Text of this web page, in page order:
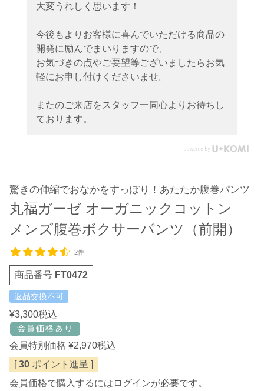
大変うれしく思います！
今後もよりお客様に喜んでいただける商品の
開発に励んでまいりますので、
お気づきの点やご要望等ございましたらお気
軽にお申し付けくださいませ。
またのご来店をスタッフ一同心よりお待ちし
ております。
驚きの伸縮でおなかをすっぽり！あたたか腹巻パンツ
丸福ガーゼ オーガニックコットン
メンズ腹巻ボクサーパンツ（前開）
2件
商品番号 FT0472
返品交換不可
¥3,300税込
会員特別価格 ¥2,970税込
[ 30 ポイント進呈 ]
会員価格で購入するにはログインが必要です。